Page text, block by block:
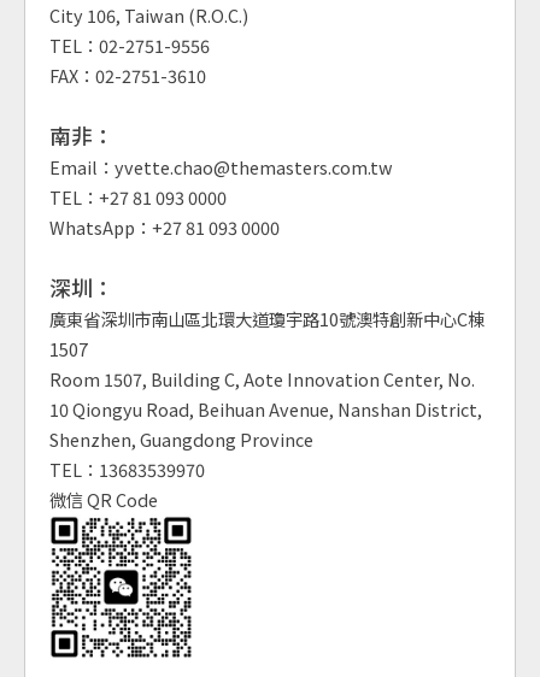
City 106, Taiwan (R.O.C.)
TEL：02-2751-9556
FAX：02-2751-3610
南非：
Email：yvette.chao@themasters.com.tw
TEL：+27 81 093 0000
WhatsApp：+27 81 093 0000
深圳：
廣東省深圳市南山區北環大道瓊宇路10號澳特創新中心C棟
1507
Room 1507, Building C, Aote Innovation Center, No.
10 Qiongyu Road, Beihuan Avenue, Nanshan District,
Shenzhen, Guangdong Province
TEL：13683539970
微信 QR Code